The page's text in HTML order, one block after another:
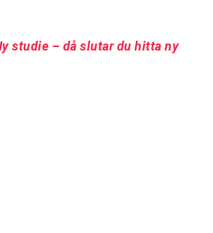
studie – då slutar du hitta ny